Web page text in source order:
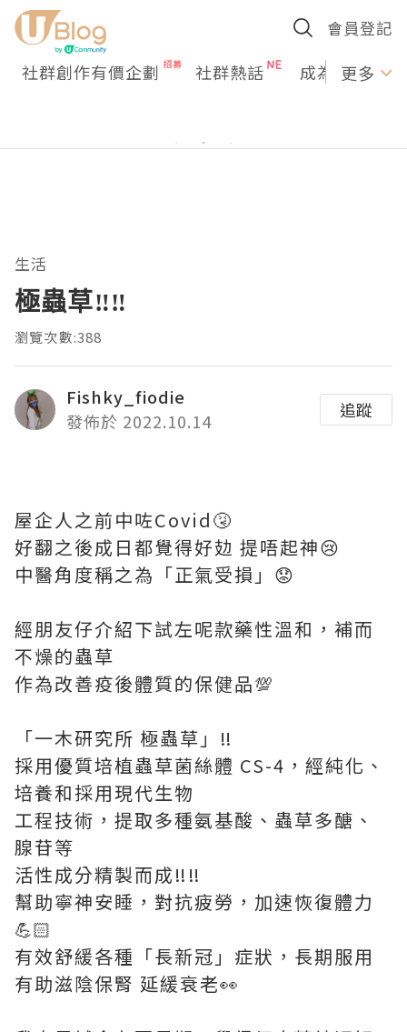
會員登記
社群創作有價企劃 社群熱話 成為U更多
生活
極蟲草‼️‼️
瀏覽次數:388
Fishky_fiodie
發佈於 2022.10.14
追蹤
屋企人之前中咗Covid🤧
好翻之後成日都覺得好攰 提唔起神😢
中醫角度稱之為「正氣受損」😟
經朋友仔介紹下試左呢款藥性溫和，補而
不燥的蟲草
作為改善疫後體質的保健品💯
「一木研究所 極蟲草」‼️
採用優質培植蟲草菌絲體 CS-4，經純化、
培養和採用現代生物
工程技術，提取多種氨基酸、蟲草多醣、
腺苷等
活性成分精製而成‼️‼️
幫助寧神安睡，對抗疲勞，加速恢復體力
💪🏻
有效舒緩各種「長新冠」症狀，長期服用
有助滋陰保腎 延緩衰老👀